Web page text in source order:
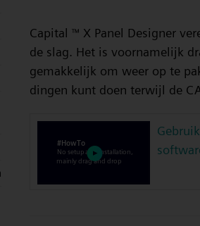
Capital ™ X Panel Designer
de slag. Het is voornamelijk
gemakkelijk om weer op te
dingen kunt doen terwijl de